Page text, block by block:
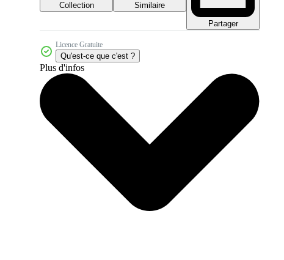
Collection
Similaire
Partager
Licence Gratuite
Qu'est-ce que c'est ?
Plus d'infos